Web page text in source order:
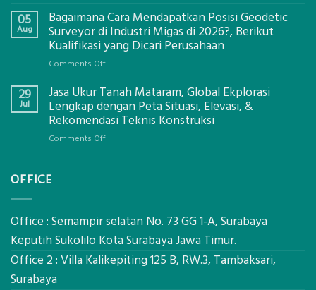
Pemetaan
Drone
LiDAR
Solusi
Pemetaan
Presisi
05
Aug
Bagaimana Cara Mendapatkan Posisi Geodetic
Surveyor di Industri Migas di 2026?, Berikut
Kualifikasi yang Dicari Perusahaan
Comments Offon
Cara
Mendapatkan
Posisi
Berikut
Kualifikasi
Dicari
29
Jul
Jasa Ukur Tanah Mataram, Global Ekplorasi
Lengkap dengan Peta Situasi, Elevasi, &
Rekomendasi Teknis Konstruksi
Comments Offon
Ekplorasi
dengan
Peta
OFFICE
Office : Semampir selatan No. 73 GG 1-A, Surabaya
Keputih Sukolilo Kota Surabaya Jawa Timur.
Office 2 : Villa Kalikepiting 125 B, RW.3, Tambaksari,
Surabaya